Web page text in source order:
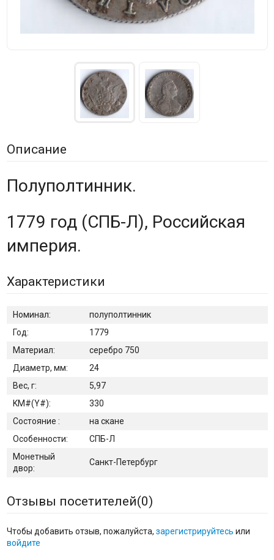
Описание
Полуполтинник.
1779 год (СПБ-ѲЛ), Российская
империя.
Характеристики
Номинал:
полуполтинник
Год:
1779
Материал:
серебро 750
Диаметр, мм:
24
Вес, г:
5,97
KM#(Y#):
330
Состояние :
на скане
Особенности:
СПБ-ѲЛ
Монетный
двор:
Санкт-Петербург
Отзывы посетителей(0)
Чтобы добавить отзыв, пожалуйста, зарегистрируйтесь или
войдите